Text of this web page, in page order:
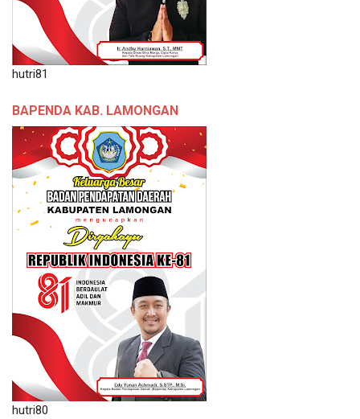
hutri81
BAPENDA KAB. LAMONGAN
hutri80